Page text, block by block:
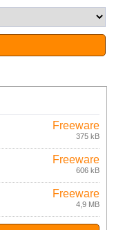
Freeware
375 kB
Freeware
606 kB
Freeware
4,9 MB